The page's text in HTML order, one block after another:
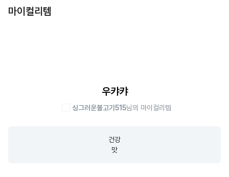
마이컬리템
우캬캬
싱그러운불고기515님의 마이컬리템
건강
맛